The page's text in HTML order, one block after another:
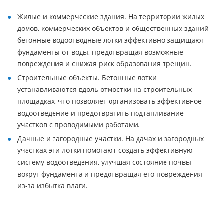
Жилые и коммерческие здания. На территории жилых
домов, коммерческих объектов и общественных зданий
бетонные водоотводные лотки эффективно защищают
фундаменты от воды, предотвращая возможные
повреждения и снижая риск образования трещин.
Строительные объекты. Бетонные лотки
устанавливаются вдоль отмостки на строительных
площадках, что позволяет организовать эффективное
водоотведение и предотвратить подтапливание
участков с проводимыми работами.
Дачные и загородные участки. На дачах и загородных
участках эти лотки помогают создать эффективную
систему водоотведения, улучшая состояние почвы
вокруг фундамента и предотвращая его повреждения
из-за избытка влаги.